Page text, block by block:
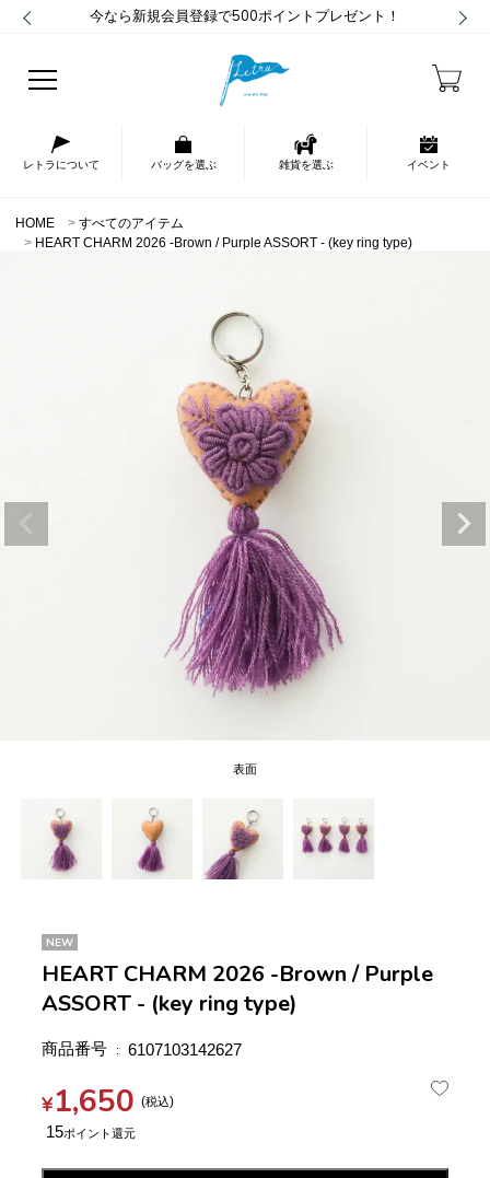
今なら新規会員登録で500ポイントプレゼント！
レトラについて バッグを選ぶ 雑貨を選ぶ イベント
HOME
すべてのアイテム
HEART CHARM 2026 -Brown / Purple ASSORT - (key ring type)
表面
NEW
HEART CHARM 2026 -Brown / Purple
ASSORT - (key ring type)
商品番号 6107103142627
¥1,650 税込
15